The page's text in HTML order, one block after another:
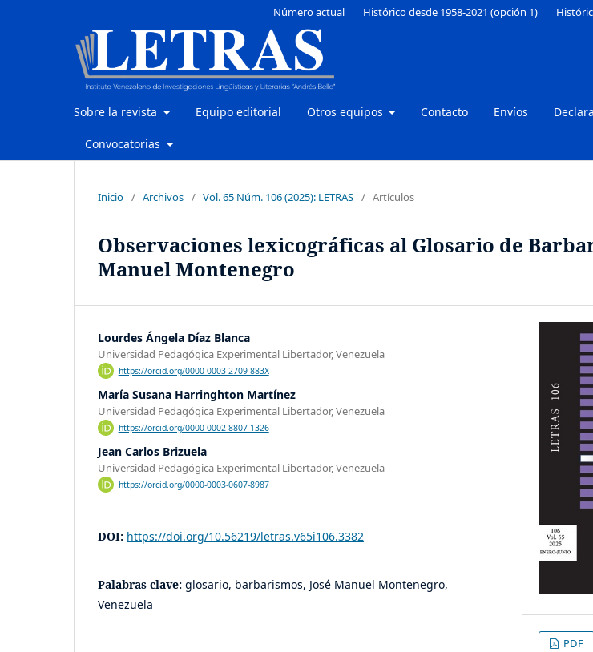
Sobre la revista Equipo editorial Otros equipos Contacto Envíos
Convocatorias
Número actual Histórico desde 1958-2021 (opción 1)
Inicio / Archivos / Vol. 65 Núm. 106 (2025): LETRAS / Artículos
Observaciones lexicográficas al Glosario de
Manuel Montenegro
Lourdes Ángela Díaz Blanca
Universidad Pedagógica Experimental Libertador, Venezuela
https://orcid.org/0000-0003-2709-883X
María Susana Harringhton Martínez
Universidad Pedagógica Experimental Libertador, Venezuela
https://orcid.org/0000-0002-8807-1326
Jean Carlos Brizuela
Universidad Pedagógica Experimental Libertador, Venezuela
https://orcid.org/0000-0003-0607-8987
DOI: https://doi.org/10.56219/letras.v65i106.3382
Palabras clave: glosario, barbarismos, José Manuel Montenegro,
Venezuela
PDF